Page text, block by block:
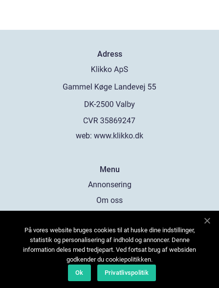
Adress
web: www.klikko.dk
Menu
Annonsering
Om oss
Kontakta oss
Sitemap
På vores website bruges cookies til at huske dine indstillinger,
statistik og personalisering af indhold og annoncer. Denne
information deles med tredjepart. Ved fortsat brug af websiden
godkender du cookiepolitikken.
Ok
Privatlivspolitik